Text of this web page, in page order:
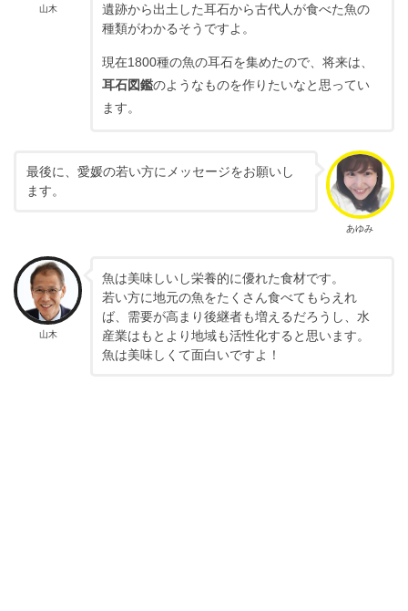
山木
遺跡から出土した耳石から古代人が食べた魚の
種類がわかるそうですよ。
現在1800種の魚の耳石を集めたので、将来は、
耳石図鑑のようなものを作りたいなと思ってい
ます。
あゆみ
最後に、愛媛の若い方にメッセージをお願いし
ます。
山木
魚は美味しいし栄養的に優れた食材です。
若い方に地元の魚をたくさん食べてもらえれ
ば、需要が高まり後継者も増えるだろうし、水
産業はもとより地域も活性化すると思います。
魚は美味しくて面白いですよ！